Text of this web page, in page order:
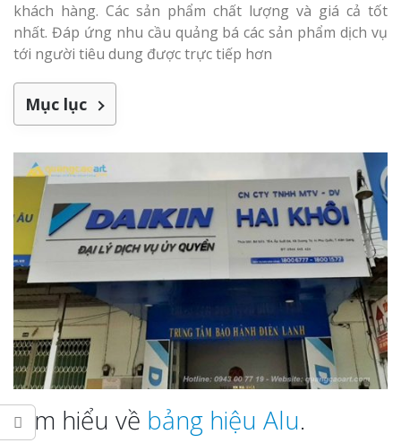
khách hàng. Các sản phẩm chất lượng và giá cả tốt
nhất. Đáp ứng nhu cầu quảng bá các sản phẩm dịch vụ
tới người tiêu dung được trực tiếp hơn
Mục lục
Tìm hiểu về bảng hiệu Alu.
Làm bảng hiệu gỗ tại
Nghệ An
Thi công
cáo Thuận
Làm biển
tóc Thuận An
Thi công
cáo Vinh